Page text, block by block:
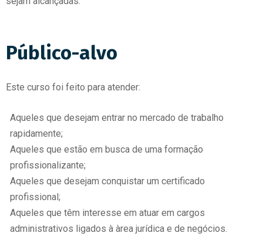
Público-alvo
Este curso foi feito para atender:
Aqueles que desejam entrar no mercado de trabalho
rapidamente;
Aqueles que estão em busca de uma formação
profissionalizante;
Aqueles que desejam conquistar um certificado
profissional;
Aqueles que têm interesse em atuar em cargos
administrativos ligados à àrea jurídica e de negócios.